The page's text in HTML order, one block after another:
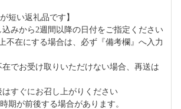
短い返礼品です】
みから2週間以降の日付をご指定ください
不在にする場合は、必ず『備考欄』へ入力
でお受け取りいただけない場合、再送は
はすぐにお召し上がりください
期が前後する場合があります。